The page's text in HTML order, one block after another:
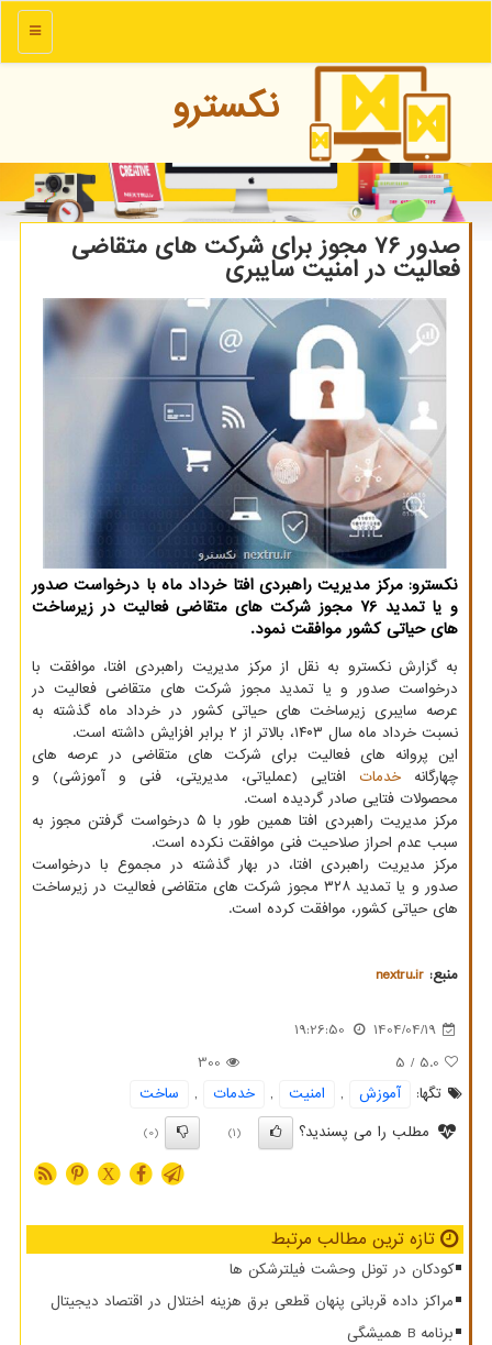
منو
نكسترو
صدور ۷۶ مجوز برای شرکت های متقاضی
فعالیت در امنیت سایبری
نکسترو: مرکز مدیریت راهبردی افتا خرداد ماه با درخواست صدور
و یا تمدید 76 مجوز شرکت های متقاضی فعالیت در زیرساخت
های حیاتی کشور موافقت نمود.
به گزارش نکسترو به نقل از مرکز مدیریت راهبردی افتا، موافقت با
درخواست صدور و یا تمدید مجوز شرکت های متقاضی فعالیت در
عرصه سایبری زیرساخت های حیاتی کشور در خرداد ماه گذشته به
نسبت خرداد ماه سال ۱۴۰۳، بالاتر از ۲ برابر افزایش داشته است.
این پروانه های فعالیت برای شرکت های متقاضی در عرصه های
چهارگانهخدمات افتایی (عملیاتی، مدیریتی، فنی و آموزشی) و
محصولات فتایی صادر گردیده است.
مرکز مدیریت راهبردی افتا همین طور با ۵ درخواست گرفتن مجوز به
سبب عدم احراز صلاحیت فنی موافقت نکرده است.
مرکز مدیریت راهبردی افتا، در بهار گذشته در مجموع با درخواست
صدور و یا تمدید ۳۲۸ مجوز شرکت های متقاضی فعالیت در زیرساخت
های حیاتی کشور، موافقت کرده است.
منبع: nextru.ir
1404/04/19
19:26:50
5.0
/ 5
300
تگها:
آموزش , امنیت , خدمات ,
ساخت
مطلب را می پسندید؟
(1)
(0)
X
تازه ترین مطالب مرتبط
کودکان در تونل وحشت فیلترشکن ها
مراکز داده قربانی پنهان قطعی برق هزینه اختلال در اقتصاد دیجیتال
برنامه B همیشگی